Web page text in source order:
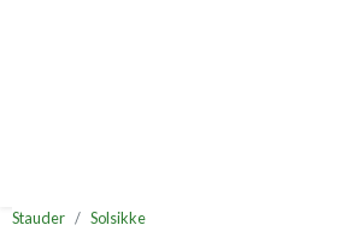
Stauder Solsikke